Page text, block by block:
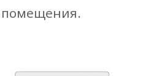
помещения.